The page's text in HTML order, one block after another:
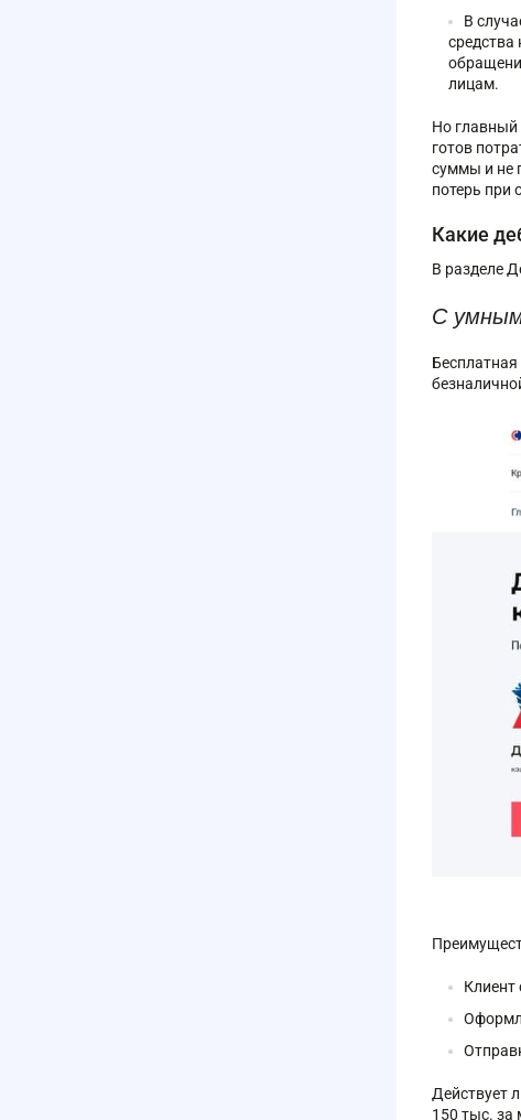
В
средства
лицам.
Но главный
готов
суммы и не
потерь при
Какие
В разделе
С
Клиент
Действует
150 тыс. за